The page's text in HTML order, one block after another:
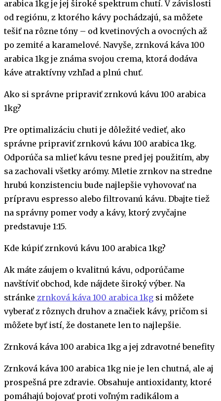
arabica 1kg je jej široké spektrum chutí. V závislosti
od regiónu, z ktorého kávy pochádzajú, sa môžete
tešiť na rôzne tóny – od kvetinových a ovocných až
po zemité a karamelové. Navyše, zrnková káva 100
arabica 1kg je známa svojou crema, ktorá dodáva
káve atraktívny vzhľad a plnú chuť.
Ako si správne pripraviť zrnkovú kávu 100 arabica
1kg?
Pre optimalizáciu chuti je dôležité vedieť, ako
správne pripraviť zrnkovú kávu 100 arabica 1kg.
Odporúča sa mlieť kávu tesne pred jej použitím, aby
sa zachovali všetky arómy. Mletie zrnkov na stredne
hrubú konzistenciu bude najlepšie vyhovovať na
prípravu espresso alebo filtrovanú kávu. Dbajte tiež
na správny pomer vody a kávy, ktorý zvyčajne
predstavuje 1:15.
Kde kúpiť zrnkovú kávu 100 arabica 1kg?
Ak máte záujem o kvalitnú kávu, odporúčame
navštíviť obchod, kde nájdete široký výber. Na
stránke zrnková káva 100 arabica 1kg si môžete
vyberať z rôznych druhov a značiek kávy, pričom si
môžete byť istí, že dostanete len to najlepšie.
Zrnková káva 100 arabica 1kg a jej zdravotné benefity
Zrnková káva 100 arabica 1kg nie je len chutná, ale aj
prospešná pre zdravie. Obsahuje antioxidanty, ktoré
pomáhajú bojovať proti voľným radikálom a